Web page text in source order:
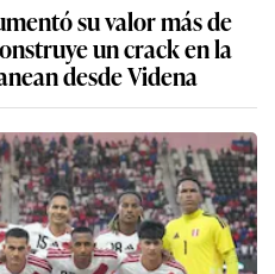
su valor más de
un crack en la
desde Videna